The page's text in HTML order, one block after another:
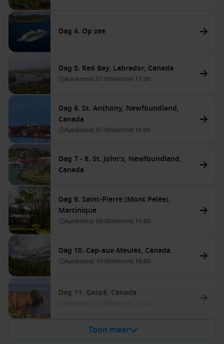
Dag 4. Op zee
Dag 5. Red Bay, Labrador, Canada
Aankomst 07:00Vertrek 17:00
Dag 6. St. Anthony, Newfoundland,
Canada
Aankomst 07:00Vertrek 16:00
Dag 7 - 8. St. John's, Newfoundland,
Canada
Dag 9. Saint-Pierre (Mont Pelée),
Martinique
Aankomst 08:00Vertrek 15:00
Dag 10. Cap-aux-Meules, Canada
Aankomst 10:00Vertrek 18:00
Dag 11. Gaspé, Canada
Toon meer